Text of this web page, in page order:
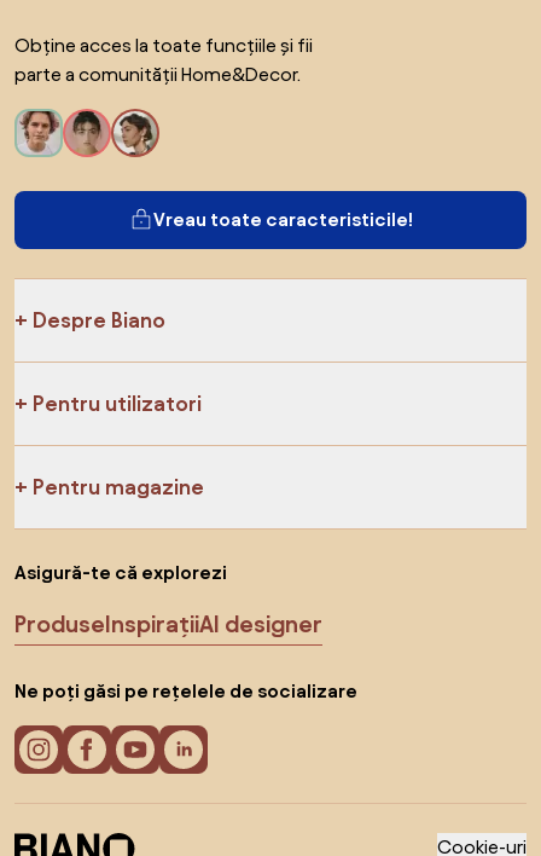
Obține acces la toate funcțiile și fii
parte a comunității Home&Decor.
Vreau toate caracteristicile!
Despre Biano
Pentru utilizatori
Pentru magazine
Asigură-te că explorezi
ProduseInspirațiiAI designer
Ne poți găsi pe rețelele de socializare
Cookie-uri